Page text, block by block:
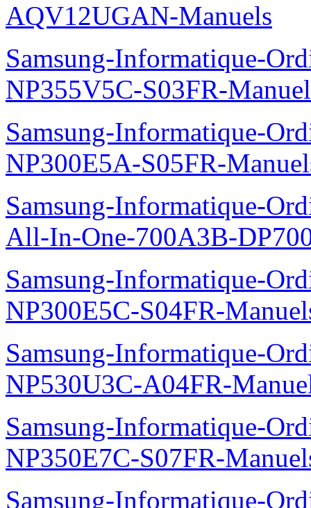
AQV12UGAN-Manuels
Samsung-Informatique-
NP355V5C-S03FR-
Samsung-Informatique-
NP300E5A-S05FR-
Samsung-Informatique-
All-In-One-700A3B-
Samsung-Informatique-
NP300E5C-S04FR-
Samsung-Informatique-
NP530U3C-A04FR-
Samsung-Informatique-
NP350E7C-S07FR-
Samsung-Informatique-